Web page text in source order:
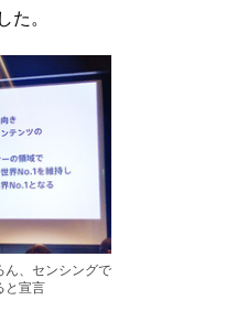
。
ん、センシングで
と宣言